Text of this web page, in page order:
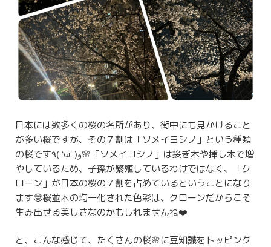
日本には数多くの桜の名所があり、街中にも見かけること
が多い桜ですが、その７割は「ソメイヨシノ」という種類
の桜です٩( ‘ω’ )و🌸「ソメイヨシノ」は接ぎ木や挿し木で増
やしているため、子孫が繁殖しているわけではなく、「ク
ローン」が日本の桜の７割を占めているということになり
ます🤓桜並木の均一化された色彩は、クローンだからこそ
生み出せる美しさなのかもしれませんね❤️
と、こんな感じて、たくさんの桜🌸に豆知識をトッピング